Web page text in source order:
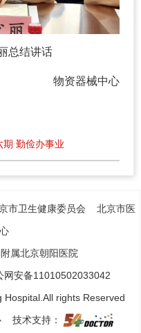
总结讲话
物资器械中心
期 勤俭办事业
市卫生健康委员会
北京市医
属北京朝阳医院
网安备11010502033042
rights Reserved
技术支持：